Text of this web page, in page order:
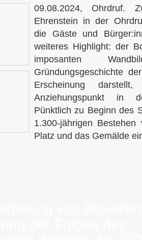
09.08.2024, Ohrdruf.
Ehrenstein in der
die Gäste und
weiteres Highlight: der
imposanten
Gründungsgeschichte
Erscheinung
Anziehungspunkt in
Pünktlich zu Beginn des
1.300-jährigen
Platz und das Gemälde